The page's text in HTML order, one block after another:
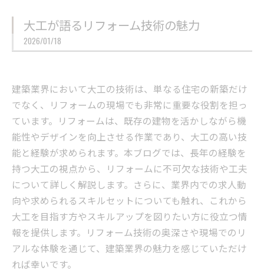
大工が語るリフォーム技術の魅力
2026/01/18
建築業界において大工の技術は、単なる住宅の新築だけ
でなく、リフォームの現場でも非常に重要な役割を担っ
ています。リフォームは、既存の建物を活かしながら機
能性やデザインを向上させる作業であり、大工の高い技
能と経験が求められます。本ブログでは、長年の経験を
持つ大工の視点から、リフォームに不可欠な技術や工夫
について詳しく解説します。さらに、業界内での求人動
向や求められるスキルセットについても触れ、これから
大工を目指す方やスキルアップを図りたい方に役立つ情
報を提供します。リフォーム技術の奥深さや現場でのリ
アルな体験を通じて、建築業界の魅力を感じていただけ
れば幸いです。